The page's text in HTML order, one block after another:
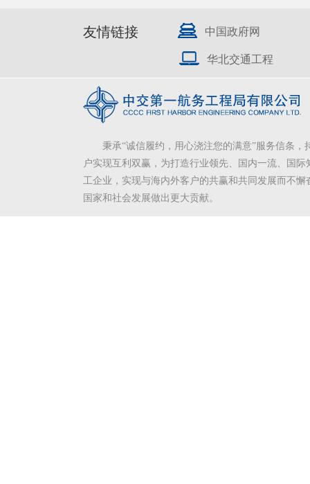
友情链接 中国政府网
华北交通工程
秉承“诚信履约，用心浇注您的满意”服务信条，
户实现互利双赢，为打造行业领先、国内一流、国际
工企业，实现与海内外客户的共赢和共同发展而不懈
国家和社会发展做出更大贡献。